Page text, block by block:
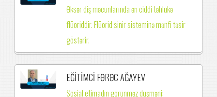
Əksər diş məcunlarında ən ciddi təhlükə
flüoriddir. Flüorid sinir sisteminə mənfi təsir
göstərir.
EĞİTİMCİ FƏRƏC AĞAYEV
Sosial etimadın görünməz düşməni: